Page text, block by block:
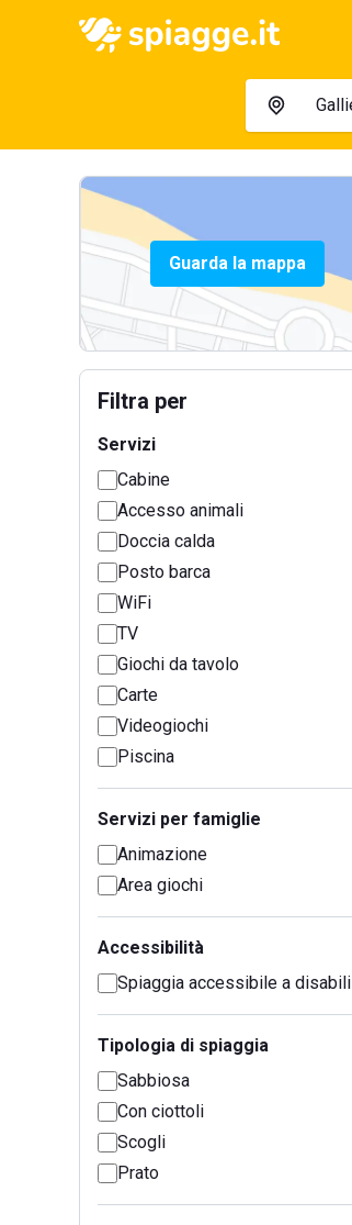
Guarda la mappa
Filtra per
Servizi
Cabine
Accesso animali
Doccia calda
Posto barca
WiFi
TV
Giochi da tavolo
Carte
Videogiochi
Piscina
Servizi per famiglie
Animazione
Area giochi
Accessibilità
Spiaggia accessibile a disabili
Tipologia di spiaggia
Sabbiosa
Con ciottoli
Scogli
Prato